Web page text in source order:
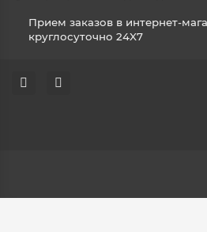
Прием заказов в интернет-
круглосуточно 24X7